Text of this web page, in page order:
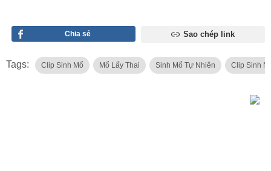
Chia sẻ Sao chép link
Tags: Clip Sinh Mổ Mổ Lấy Thai Sinh Mổ Tự Nhiên Clip Sinh